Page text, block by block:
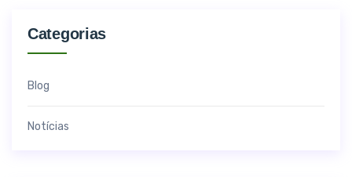
Categorias
Blog
Notícias